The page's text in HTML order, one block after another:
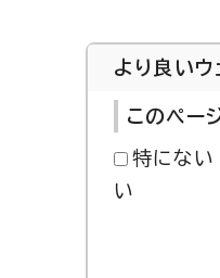
より良いウ
このペー
特にない
い